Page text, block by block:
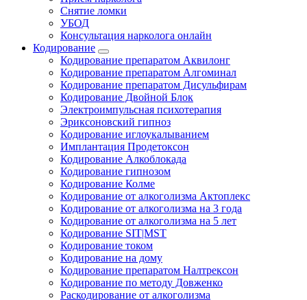
Снятие ломки
УБОД
Консультация нарколога онлайн
Кодирование
Кодирование препаратом Аквилонг
Кодирование препаратом Алгоминал
Кодирование препаратом Дисульфирам
Кодирование Двойной Блок
Электроимпульсная психотерапия
Эриксоновский гипноз
Кодирование иглоукалыванием
Имплантация Продетоксон
Кодирование Алкоблокада
Кодирование гипнозом
Кодирование Колме
Кодирование от алкоголизма Актоплекс
Кодирование от алкоголизма на 3 года
Кодирование от алкоголизма на 5 лет
Кодирование SIT|MST
Кодирование током
Кодирование на дому
Кодирование препаратом Налтрексон
Кодирование по методу Довженко
Раскодирование от алкоголизма